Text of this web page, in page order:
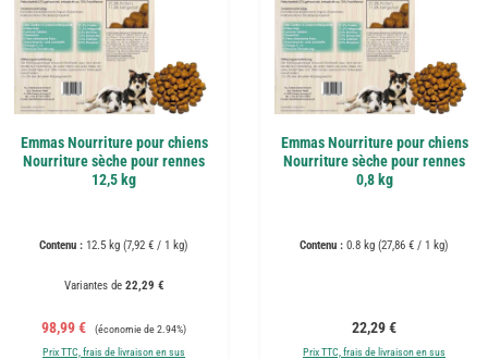
Emmas Nourriture pour chiens
Nourriture sèche pour rennes
12,5 kg
Contenu : 12.5 kg (7,92 € / 1 kg)
Variantes de22,29 €
Prix de vente :
98,99 € Prix régulier :
(économie de 2.94%)
Prix TTC, frais de livraison en sus
Emmas Nourriture pour chiens
Nourriture sèche pour rennes
0,8 kg
Contenu : 0.8 kg (27,86 € / 1 kg)
Prix régulier :
22,29 €
Prix TTC, frais de livraison en sus